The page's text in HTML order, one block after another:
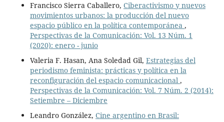
Francisco Sierra Caballero, Ciberactivismo y nuevos
movimientos urbanos: la producción del nuevo
espacio público en la política contemporánea ,
Perspectivas de la Comunicación: Vol. 13 Núm. 1
(2020): enero - junio
Valeria F. Hasan, Ana Soledad Gil, Estrategias del
periodismo feminista: prácticas y política en la
reconfiguración del espacio comunicacional ,
Perspectivas de la Comunicación: Vol. 7 Núm. 2 (2014):
Setiembre – Diciembre
Leandro González, Cine argentino en Brasil: